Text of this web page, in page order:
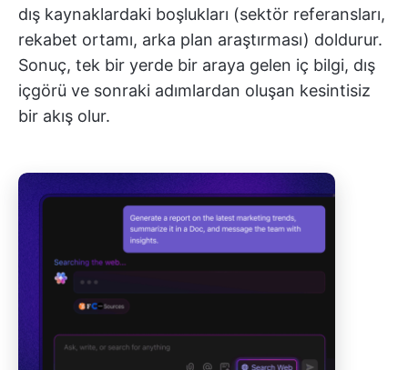
dış kaynaklardaki boşlukları (sektör referansları,
rekabet ortamı, arka plan araştırması) doldurur.
Sonuç, tek bir yerde bir araya gelen iç bilgi, dış
içgörü ve sonraki adımlardan oluşan kesintisiz
bir akış olur.